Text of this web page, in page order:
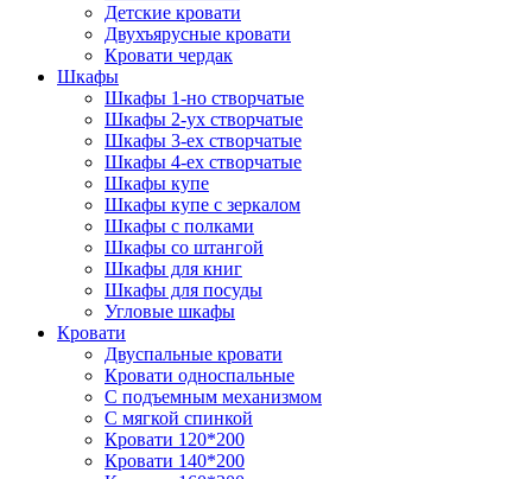
Детские кровати
Двухъярусные кровати
Кровати чердак
Шкафы
Шкафы 1-но створчатые
Шкафы 2-ух створчатые
Шкафы 3-ех створчатые
Шкафы 4-ех створчатые
Шкафы купе
Шкафы купе с зеркалом
Шкафы с полками
Шкафы со штангой
Шкафы для книг
Шкафы для посуды
Угловые шкафы
Кровати
Двуспальные кровати
Кровати односпальные
С подъемным механизмом
С мягкой спинкой
Кровати 120*200
Кровати 140*200